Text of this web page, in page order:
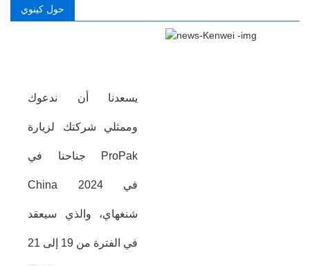
حول كينوي
يسعدنا أن ندعوك
وممثلي شركتك لزيارة
جناحنا في ProPak
China 2024 في
شنغهاي، والذي سيعقد
في الفترة من 19 إلى 21